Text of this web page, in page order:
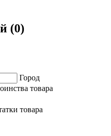
(0)
Город
товара
товара